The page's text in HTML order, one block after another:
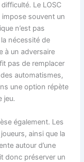
Le LOSC
souvent un
n’est pas
nécessité de
à un adversaire
pas de remplacer
automatismes,
une option répète
jeu.
également. Les
ainsi que la
autour d’une
donc préserver un